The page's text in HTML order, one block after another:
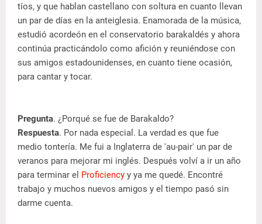
tíos, y que hablan castellano con soltura en cuanto llevan
un par de días en la anteiglesia. Enamorada de la música,
estudió acordeón en el conservatorio barakaldés y ahora
continúa practicándolo como afición y reuniéndose con
sus amigos estadounidenses, en cuanto tiene ocasión,
para cantar y tocar.
Pregunta. ¿Porqué se fue de Barakaldo?
Respuesta. Por nada especial. La verdad es que fue
medio tontería. Me fui a Inglaterra de 'au-pair' un par de
veranos para mejorar mi inglés. Después volví a ir un año
para terminar el Proficiency y ya me quedé. Encontré
trabajo y muchos nuevos amigos y el tiempo pasó sin
darme cuenta.